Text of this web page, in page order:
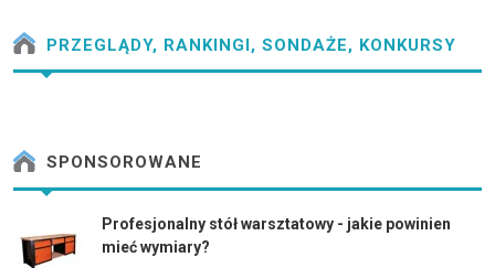
PRZEGLĄDY, RANKINGI, SONDAŻE, KONKURSY
SPONSOROWANE
Profesjonalny stół warsztatowy - jakie powinien
mieć wymiary?